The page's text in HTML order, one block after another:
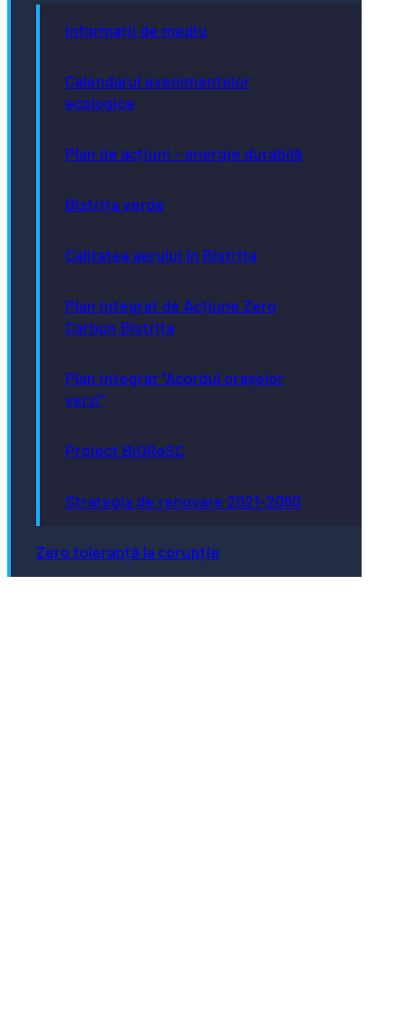
Informații de mediu
Calendarul evenimentelor
ecologice
Plan de acțiuni - energie durabilă
Bistrița verde
Calitatea aerului în Bistrița
Plan Integrat de Acțiune Zero
Carbon Bistrița
Plan integrat “Acordul orașelor
verzi”
Proiect BiOReSC
Strategia de renovare 2021-2050
Zero toleranță la corupție